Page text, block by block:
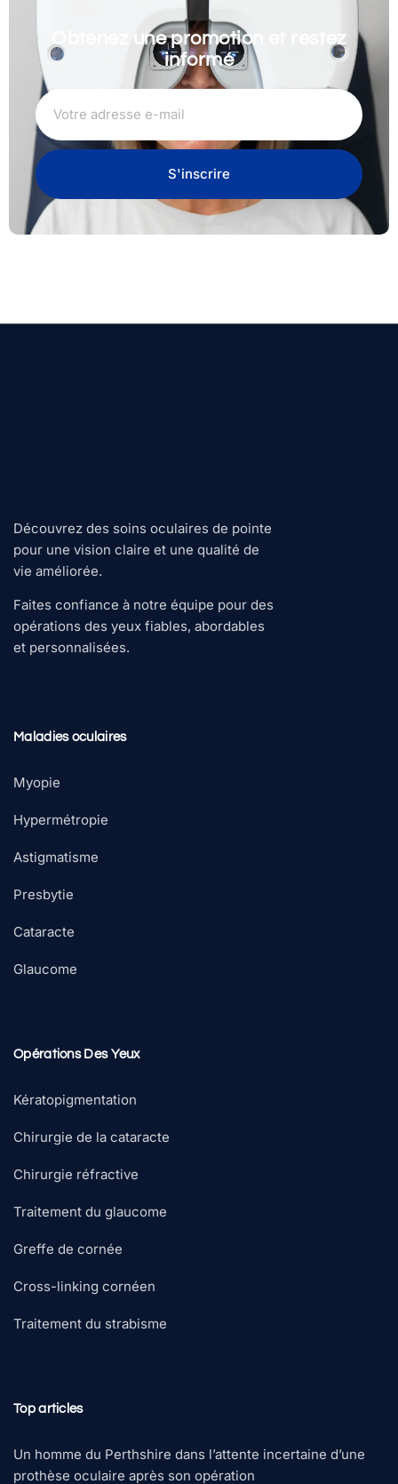
Obtenez une promotion et restez
informé
S'inscrire
Découvrez des soins oculaires de pointe
pour une vision claire et une qualité de
vie améliorée.
Faites confiance à notre équipe pour des
opérations des yeux fiables, abordables
et personnalisées.
Maladies oculaires
Myopie
Hypermétropie
Astigmatisme
Presbytie
Cataracte
Glaucome
Opérations Des Yeux
Kératopigmentation
Chirurgie de la cataracte
Chirurgie réfractive
Traitement du glaucome
Greffe de cornée
Cross-linking cornéen
Traitement du strabisme
Top articles
Un homme du Perthshire dans l’attente incertaine d’une
prothèse oculaire après son opération